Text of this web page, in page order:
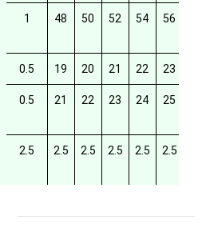
1 48 50 52 54 56
0.5 19 20 21 22 23
0.5 21 22 23 24 25
2.5 2.5 2.5 2.5 2.5 2.5